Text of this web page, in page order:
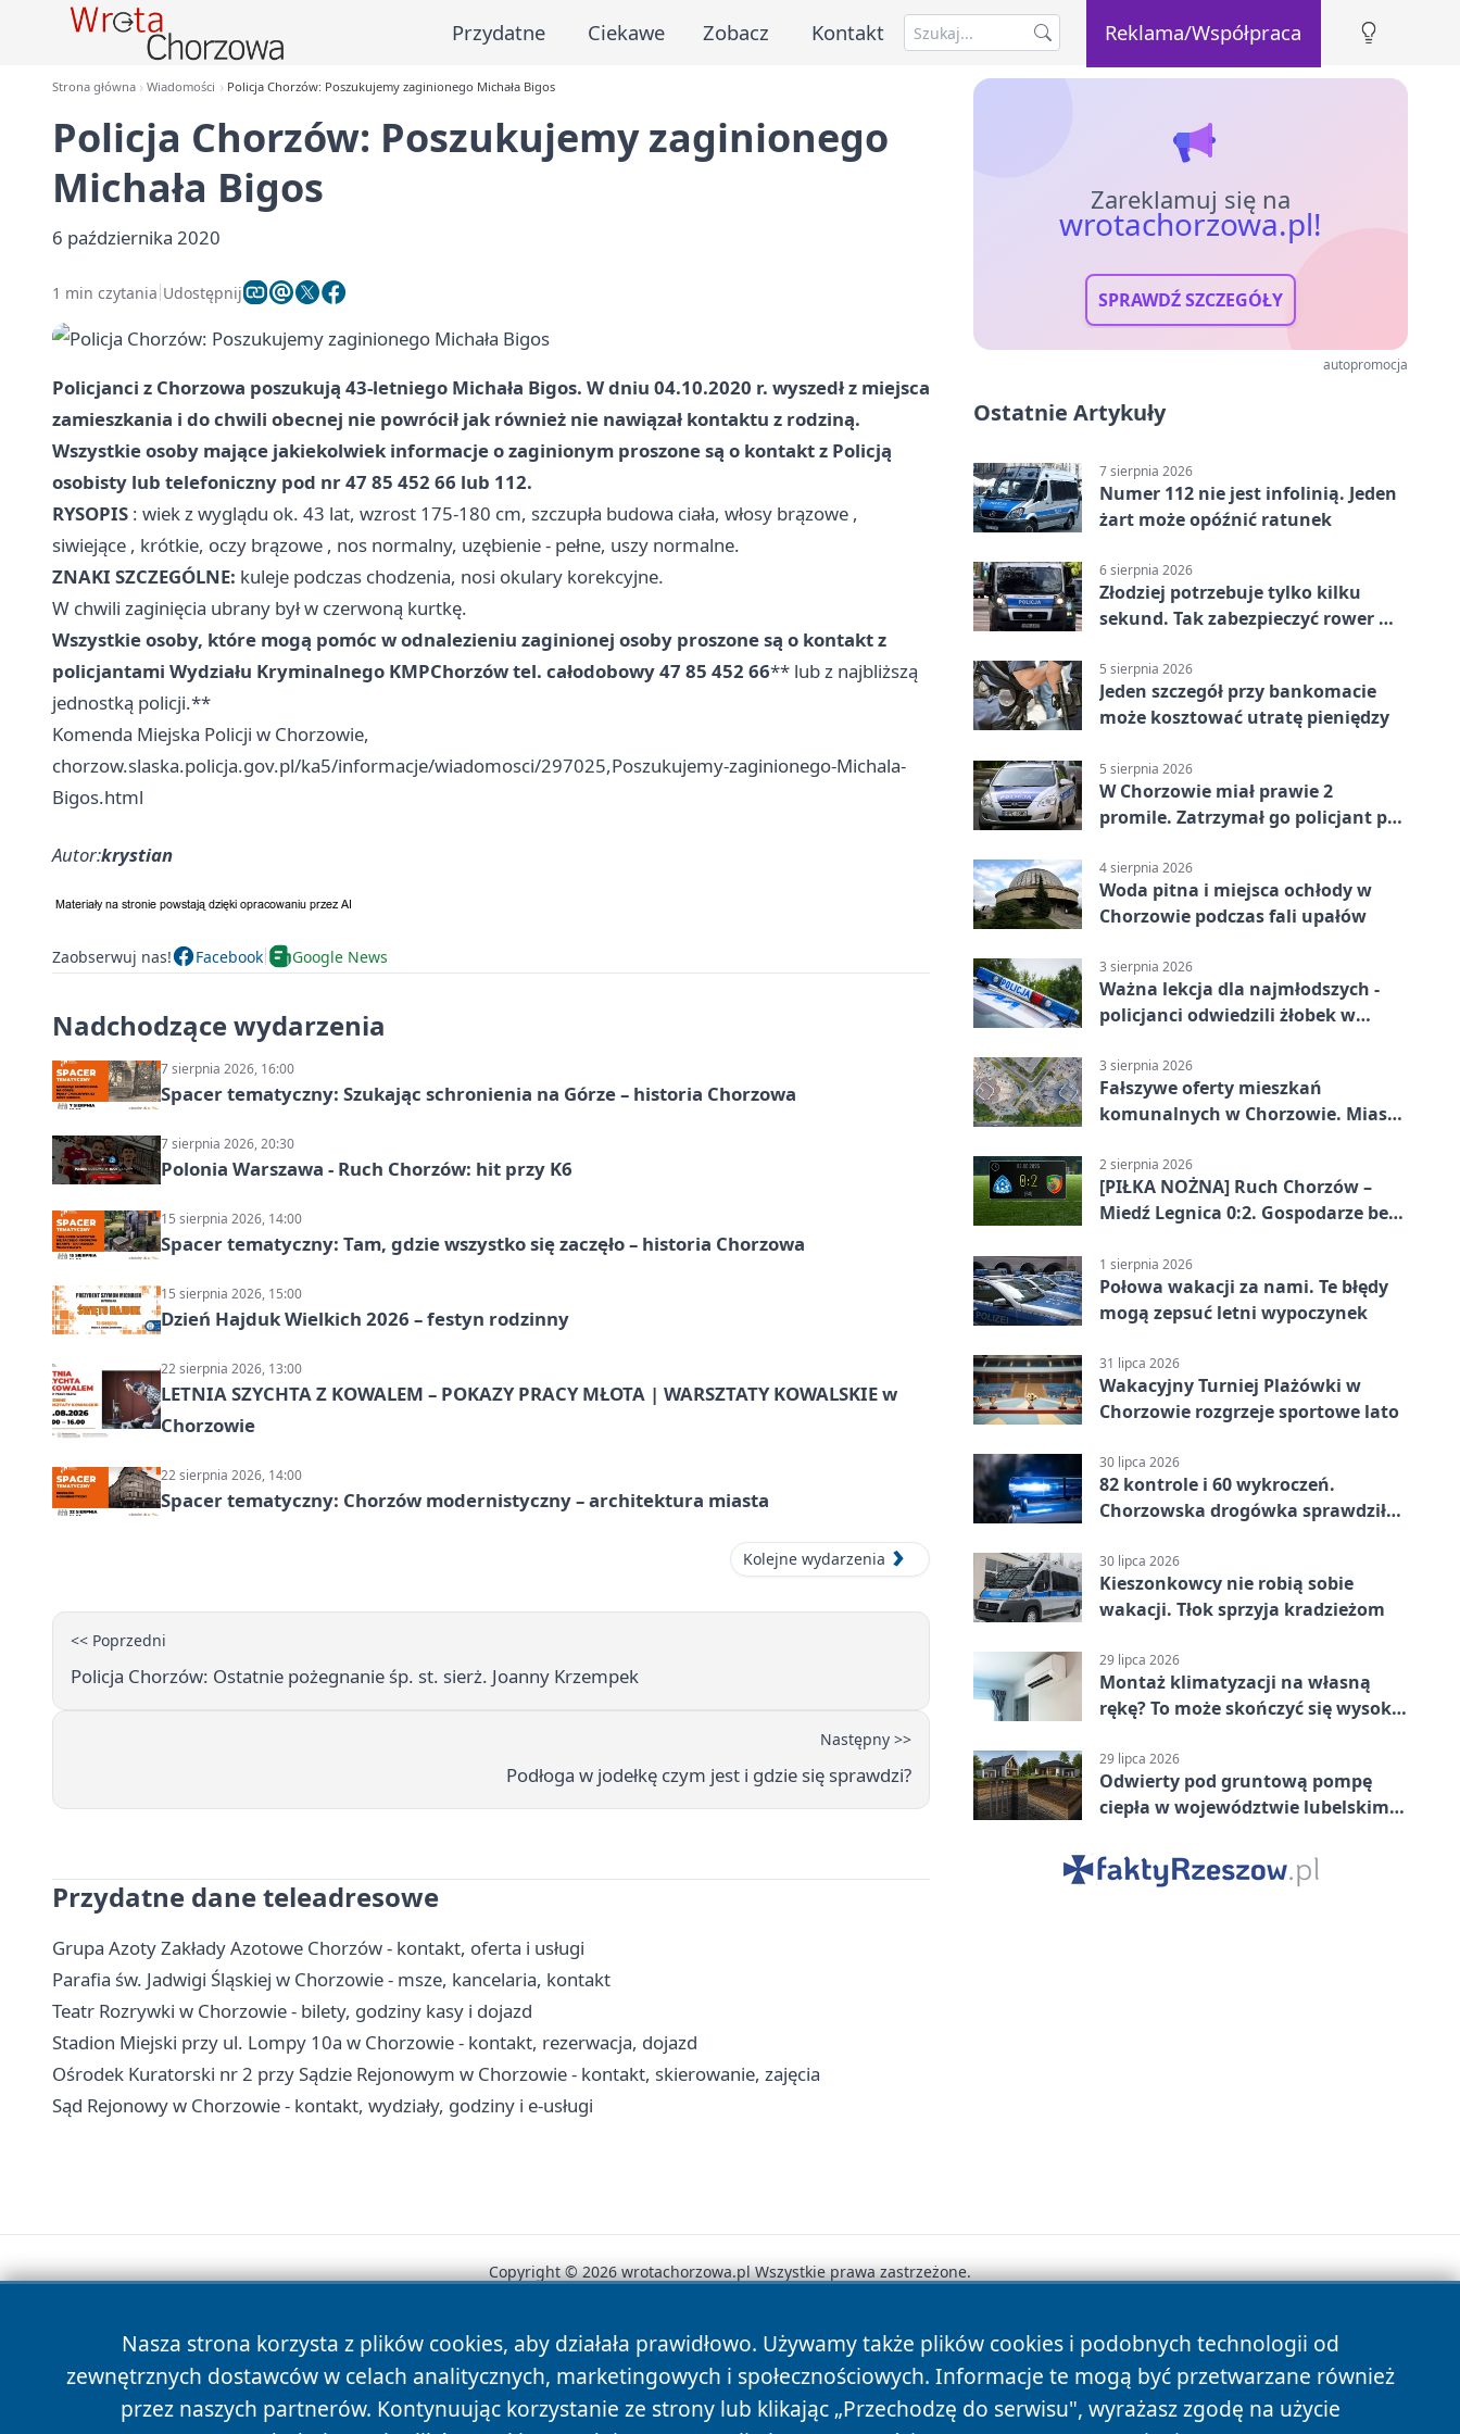
Przydatne Ciekawe Zobacz Kontakt Reklama/Współpraca
Strona główna Wiadomości Policja Chorzów: Poszukujemy zaginionego Michała Bigos
Policja Chorzów: Poszukujemy zaginionego
Michała Bigos
6 października 2020
1 min czytania Udostępnij
Policjanci z Chorzowa poszukują 43-letniego Michała Bigos. W dniu 04.10.2020 r. wyszedł z miejsca
zamieszkania i do chwili obecnej nie powrócił jak również nie nawiązał kontaktu z rodziną.
Wszystkie osoby mające jakiekolwiek informacje o zaginionym proszone są o kontakt z Policją
osobisty lub telefoniczny pod nr 47 85 452 66 lub 112.
RYSOPIS : wiek z wyglądu ok. 43 lat, wzrost 175-180 cm, szczupła budowa ciała, włosy brązowe ,
siwiejące , krótkie, oczy brązowe , nos normalny, uzębienie - pełne, uszy normalne.
ZNAKI SZCZEGÓLNE: kuleje podczas chodzenia, nosi okulary korekcyjne.
W chwili zaginięcia ubrany był w czerwoną kurtkę.
Wszystkie osoby, które mogą pomóc w odnalezieniu zaginionej osoby proszone są o kontakt z
policjantami Wydziału Kryminalnego KMPChorzówtel. całodobowy47 85 452 66​** lub z najbliższą
jednostką policji.**
Komenda Miejska Policji w Chorzowie,
chorzow.slaska.policja.gov.pl/ka5/informacje/wiadomosci/297025,Poszukujemy-zaginionego-Michala-
Bigos.html
Autor:krystian
Zaobserwuj nas! Facebook Google News
Nadchodzące wydarzenia
7 sierpnia 2026, 16:00
Spacer tematyczny: Szukając schronienia na Górze – historia Chorzowa
7 sierpnia 2026, 20:30
Polonia Warszawa - Ruch Chorzów: hit przy K6
15 sierpnia 2026, 14:00
Spacer tematyczny: Tam, gdzie wszystko się zaczęło – historia Chorzowa
15 sierpnia 2026, 15:00
Dzień Hajduk Wielkich 2026 – festyn rodzinny
22 sierpnia 2026, 13:00
LETNIA SZYCHTA Z KOWALEM – POKAZY PRACY MŁOTA | WARSZTATY KOWALSKIE w
Chorzowie
22 sierpnia 2026, 14:00
Spacer tematyczny: Chorzów modernistyczny – architektura miasta
Kolejne wydarzenia
<< Poprzedni
Policja Chorzów: Ostatnie pożegnanie śp. st. sierż. Joanny Krzempek
Następny >>
Podłoga w jodełkę czym jest i gdzie się sprawdzi?
Przydatne dane teleadresowe
Grupa Azoty Zakłady Azotowe Chorzów - kontakt, oferta i usługi
Parafia św. Jadwigi Śląskiej w Chorzowie - msze, kancelaria, kontakt
Teatr Rozrywki w Chorzowie - bilety, godziny kasy i dojazd
Stadion Miejski przy ul. Lompy 10a w Chorzowie - kontakt, rezerwacja, dojazd
Ośrodek Kuratorski nr 2 przy Sądzie Rejonowym w Chorzowie - kontakt, skierowanie, zajęcia
Sąd Rejonowy w Chorzowie - kontakt, wydziały, godziny i e-usługi
Zareklamuj się na
wrotachorzowa.pl!
SPRAWDŹ SZCZEGÓŁY
autopromocja
Ostatnie Artykuły
7 sierpnia 2026
Numer 112 nie jest infolinią. Jeden
żart może opóźnić ratunek
6 sierpnia 2026
Złodziej potrzebuje tylko kilku
sekund. Tak zabezpieczyć rower w
5 sierpnia 2026
Jeden szczegół przy bankomacie
może kosztować utratę pieniędzy
5 sierpnia 2026
W Chorzowie miał prawie 2
promile. Zatrzymał go policjant po
4 sierpnia 2026
Woda pitna i miejsca ochłody w
Chorzowie podczas fali upałów
3 sierpnia 2026
Ważna lekcja dla najmłodszych -
policjanci odwiedzili żłobek w
3 sierpnia 2026
Fałszywe oferty mieszkań
komunalnych w Chorzowie. Miasto
2 sierpnia 2026
[PIŁKA NOŻNA] Ruch Chorzów –
Miedź Legnica 0:2. Gospodarze bez
1 sierpnia 2026
Połowa wakacji za nami. Te błędy
mogą zepsuć letni wypoczynek
31 lipca 2026
Wakacyjny Turniej Plażówki w
Chorzowie rozgrzeje sportowe lato
30 lipca 2026
82 kontrole i 60 wykroczeń.
Chorzowska drogówka sprawdziła
30 lipca 2026
Kieszonkowcy nie robią sobie
wakacji. Tłok sprzyja kradzieżom
29 lipca 2026
Montaż klimatyzacji na własną
rękę? To może skończyć się wysoką
29 lipca 2026
Odwierty pod gruntową pompę
ciepła w województwie lubelskim -
Nasza strona korzysta z plików cookies, aby działała prawidłowo. Używamy także plików cookies i podobnych technologii od
zewnętrznych dostawców w celach analitycznych, marketingowych i społecznościowych. Informacje te mogą być przetwarzane również
przez naszych partnerów. Kontynuując korzystanie ze strony lub klikając „Przechodzę do serwisu", wyrażasz zgodę na użycie
Copyright © 2026 wrotachorzowa.pl Wszystkie prawa zastrzeżone.
News Autorzy Polityka Prywatności Polityka Cookies